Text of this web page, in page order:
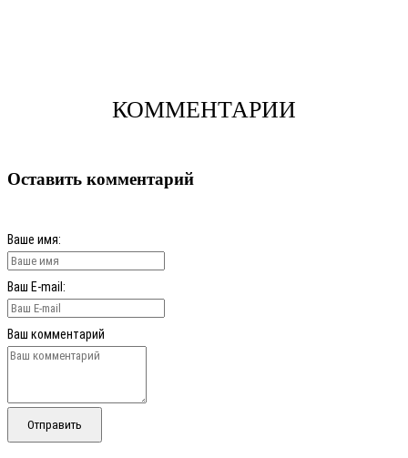
КОММЕНТАРИИ
Оставить комментарий
Ваше имя:
Ваш E-mail:
Ваш комментарий
Отправить